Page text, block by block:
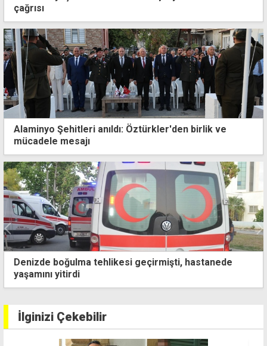
çağrısı
Alaminyo Şehitleri anıldı: Öztürkler'den birlik ve
mücadele mesajı
Gönyeli-Alayköy'de yağmur suyu altyapısında sona
yaklaşıldı
İlginizi Çekebilir